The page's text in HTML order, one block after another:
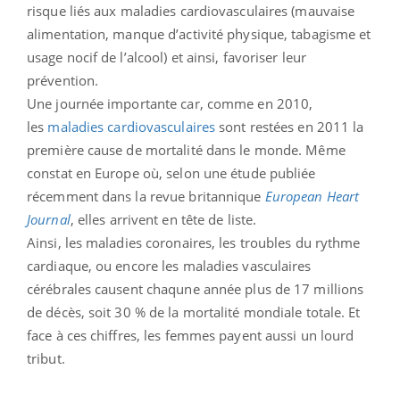
risque liés aux maladies cardiovasculaires (mauvaise
alimentation, manque d’activité physique, tabagisme et
usage nocif de l’alcool) et ainsi, favoriser leur
prévention.
Une journée importante car, comme en 2010,
les maladies cardiovasculaires sont restées en 2011 la
première cause de mortalité dans le monde. Même
constat en Europe où, selon une étude publiée
récemment dans la revue britannique European Heart
Journal, elles arrivent en tête de liste.
Ainsi, les maladies coronaires, les troubles du rythme
cardiaque, ou encore les maladies vasculaires
cérébrales causent chaqune année plus de 17 millions
de décès, soit 30 % de la mortalité mondiale totale. Et
face à ces chiffres, les femmes payent aussi un lourd
tribut.